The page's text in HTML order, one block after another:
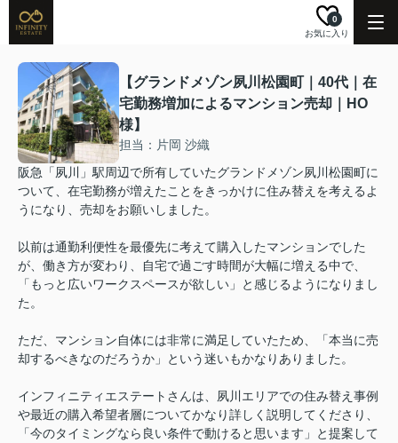
お気に入り
0
【グランドメゾン夙川松園町｜40代｜在
宅勤務増加によるマンション売却｜HO
様】
担当：片岡 沙織
阪急「夙川」駅周辺で所有していたグランドメゾン夙川松園町に
ついて、在宅勤務が増えたことをきっかけに住み替えを考えるよ
うになり、売却をお願いしました。
以前は通勤利便性を最優先に考えて購入したマンションでした
が、働き方が変わり、自宅で過ごす時間が大幅に増える中で、
「もっと広いワークスペースが欲しい」と感じるようになりまし
た。
ただ、マンション自体には非常に満足していたため、「本当に売
却するべきなのだろうか」という迷いもかなりありました。
インフィニティエステートさんは、夙川エリアでの住み替え事例
や最近の購入希望者層についてかなり詳しく説明してくださり、
「今のタイミングなら良い条件で動けると思います」と提案して